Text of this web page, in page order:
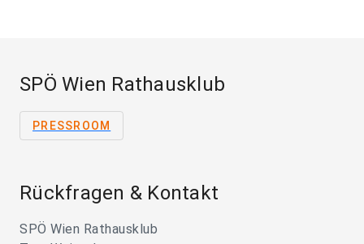
SPÖ Wien Rathausklub
PRESSROOM
Rückfragen & Kontakt
SPÖ Wien Rathausklub